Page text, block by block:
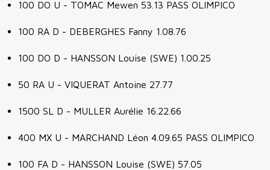
100 DO U - TOMAC Mewen 53.13 PASS OLIMPICO
100 RA D - DEBERGHES Fanny 1.08.76
100 DO D - HANSSON Louise (SWE) 1.00.25
50 RA U - VIQUERAT Antoine 27.77
1500 SL D - MULLER Aurélie 16.22.66
400 MX U - MARCHAND Léon 4.09.65 PASS OLIMPICO
100 FA D - HANSSON Louise (SWE) 57.05